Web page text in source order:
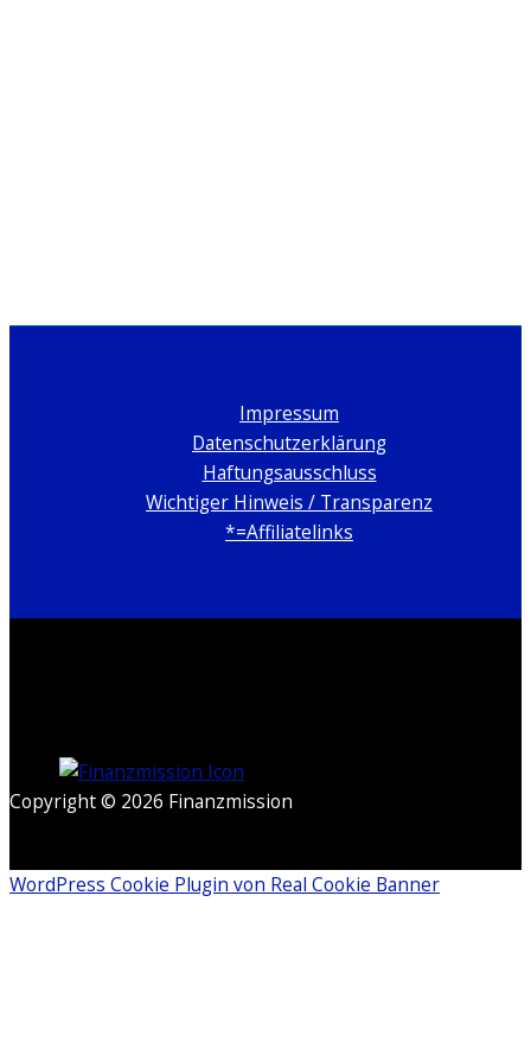
Impressum
Datenschutzerklärung
Haftungsausschluss
Wichtiger Hinweis / Transparenz
*=Affiliatelinks
Copyright © 2026 Finanzmission
WordPress Cookie Plugin von Real Cookie Banner